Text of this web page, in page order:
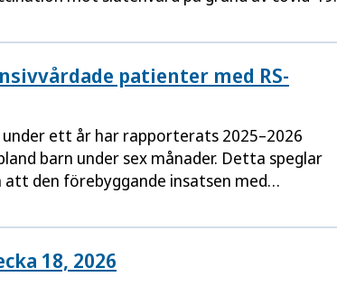
patienter med RS-
ett år har rapporterats 2025–2026
barn under sex månader. Detta speglar
den förebyggande insatsen med
18, 2026